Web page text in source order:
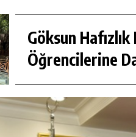
Göksun Hafızlık
Öğrencilerine